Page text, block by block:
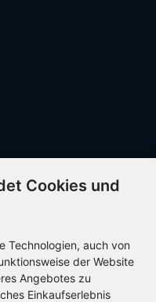
Cookies und
Technologien, auch von
der Website
Angebotes zu
Einkaufserlebnis